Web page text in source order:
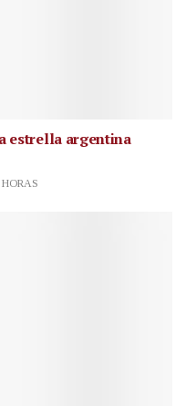
estrella argentina